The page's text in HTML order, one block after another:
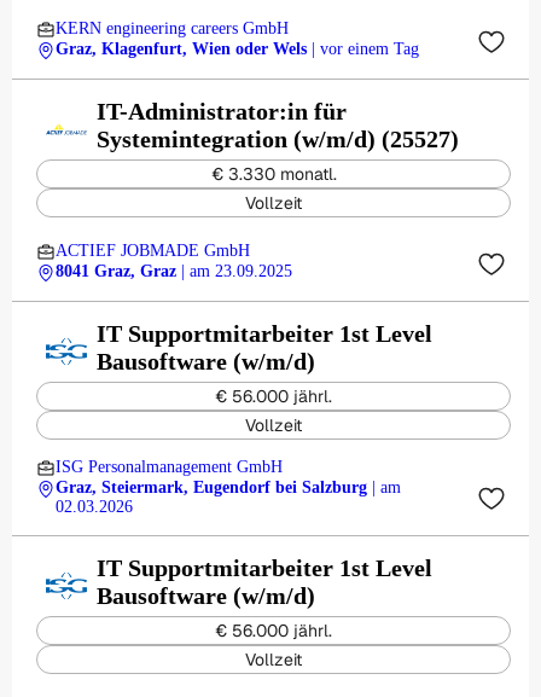
KERN engineering careers GmbH
Graz, Klagenfurt, Wien oder Wels
| vor einem Tag
IT-Administrator:in für
Systemintegration (w/m/d) (25527)
€ 3.330 monatl.
Vollzeit
ACTIEF JOBMADE GmbH
8041 Graz, Graz
| am 23.09.2025
IT Supportmitarbeiter 1st Level
Bausoftware (w/m/d)
€ 56.000 jährl.
Vollzeit
ISG Personalmanagement GmbH
Graz, Steiermark, Eugendorf bei Salzburg
| am
02.03.2026
IT Supportmitarbeiter 1st Level
Bausoftware (w/m/d)
€ 56.000 jährl.
Vollzeit